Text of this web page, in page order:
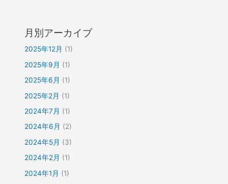
月別アーカイブ
2025年12月 (1)
2025年9月 (1)
2025年6月 (1)
2025年2月 (1)
2024年7月 (1)
2024年6月 (2)
2024年5月 (3)
2024年2月 (1)
2024年1月 (1)